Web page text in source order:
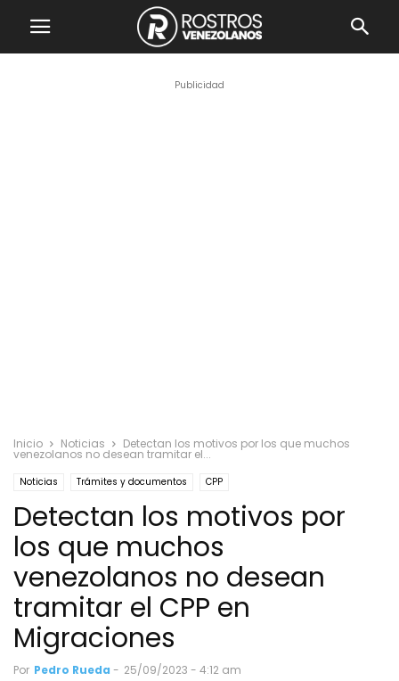
Publicidad
Inicio Noticias Detectan los motivos por los que muchos
venezolanos no desean tramitar el...
Noticias Trámites y documentos CPP
Detectan los motivos por
los que muchos
venezolanos no desean
tramitar el CPP en
Migraciones
Por Pedro Rueda - 25/09/2023 - 4:12 am